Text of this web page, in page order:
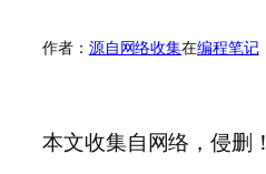
作者： 源自网络收集在编程笔记
本文收集自网络，侵删！